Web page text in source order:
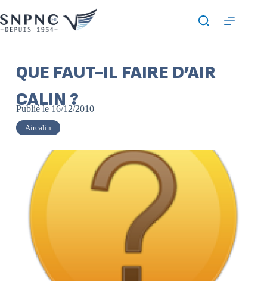
QUE FAUT-IL FAIRE D’AIR
CALIN ?
Publié le 16/12/2010
Aircalin